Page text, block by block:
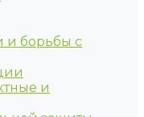
и борьбы с
и